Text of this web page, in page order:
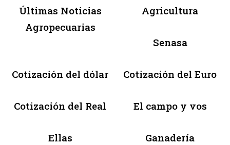
Últimas Noticias
Agropecuarias
Agricultura
Senasa
Cotización del dólar Cotización del Euro
Cotización del Real El campo y vos
Ellas Ganadería